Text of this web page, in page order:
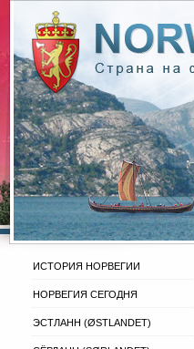
ИСТОРИЯ НОРВЕГИИ
НОРВЕГИЯ СЕГОДНЯ
ЭСТЛАНН (ØSTLANDET)